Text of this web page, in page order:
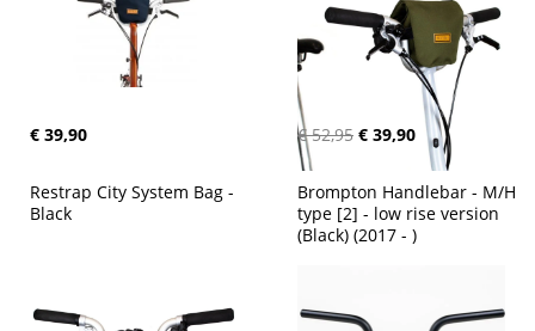
€ 39,90 € 52,95 € 39,90
Restrap City System Bag -
Black
Brompton Handlebar - M/H
type [2] - low rise version
(Black) (2017 - )